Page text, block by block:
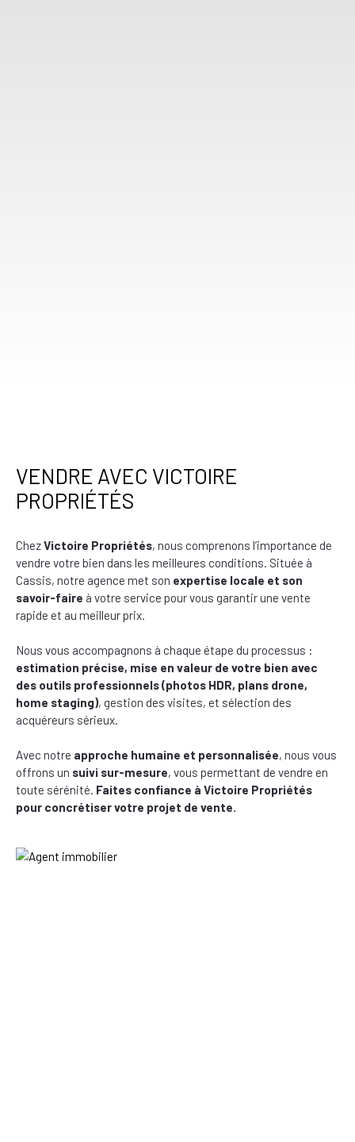
VENDRE AVEC VICTOIRE
PROPRIÉTÉS
ChezVictoire Propriétés, nous comprenons l’importance de
vendre votre bien dans les meilleures conditions. Située à
Cassis, notre agence met son expertise locale et son
savoir-faire à votre service pour vous garantir une vente
rapide et au meilleur prix.
Nous vous accompagnons à chaque étape du processus :
estimation précise, mise en valeur de votre bien avec
des outils professionnels (photos HDR, plans drone,
home staging), gestion des visites, et sélection des
acquéreurs sérieux.
Avec notre approche humaine et personnalisée, nous vous
offrons un suivi sur-mesure, vous permettant de vendre en
toute sérénité. Faites confiance à Victoire Propriétés
pour concrétiser votre projet de vente.